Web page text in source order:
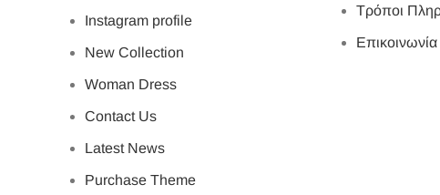
Instagram profile
New Collection
Woman Dress
Contact Us
Latest News
Purchase Theme
Τρόποι
Επικοινωνία